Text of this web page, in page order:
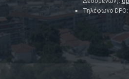
Τηλέφωνο